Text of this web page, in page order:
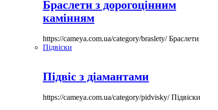
Браслети з дорогоцінним
камінням
https://cameya.com.ua/category/braslety/Браслети
Підвіски
Підвіс з діамантами
https://cameya.com.ua/category/pidvisky/Підвіски